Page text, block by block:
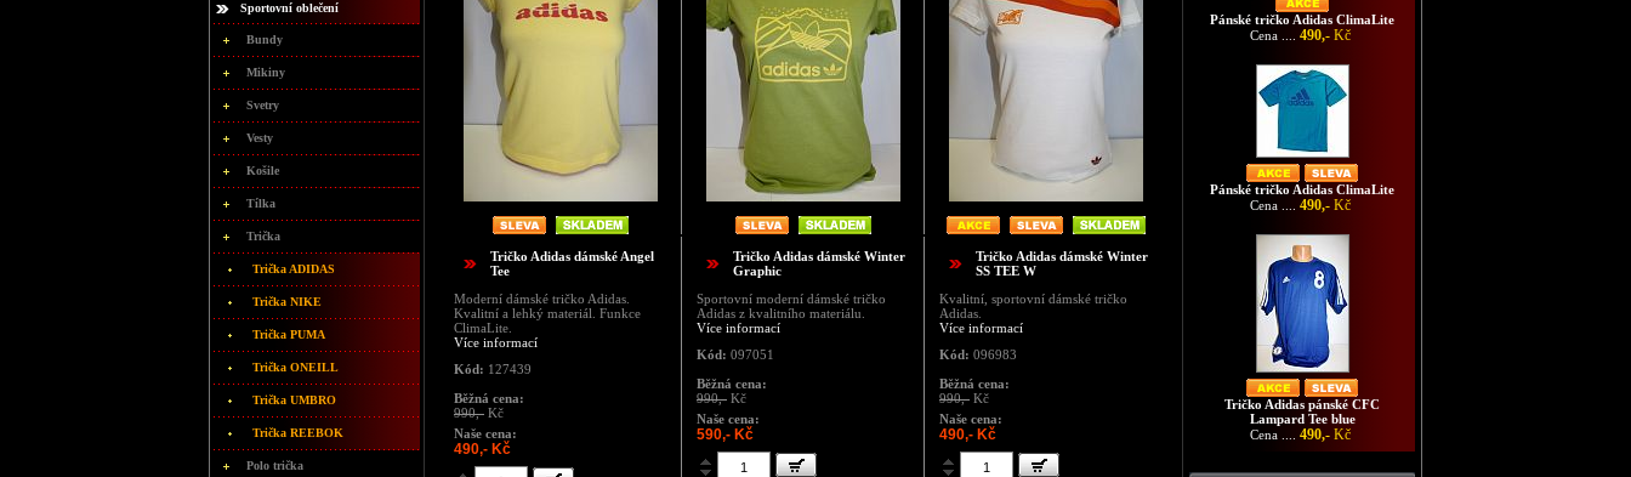
Sportovní oblečení
Bundy
Mikiny
Svetry
Vesty
Košile
Tílka
Trička
Trička ADIDAS
Trička NIKE
Trička PUMA
Trička ONEILL
Trička UMBRO
Trička REEBOK
Polo trička
Tričko Adidas dámské Angel
Tee
Moderní dámské tričko Adidas.
Kvalitní a lehký materiál. Funkce
ClimaLite.
Více informací
Kód: 127439
Běžná cena:
990,- Kč
Naše cena:
490,- Kč
Tričko Adidas dámské Winter
Graphic
Sportovní moderní dámské tričko
Adidas z kvalitního materiálu.
Více informací
Kód: 097051
Běžná cena:
990,- Kč
Naše cena:
590,- Kč
Tričko Adidas dámské Winter
SS TEE W
Kvalitní, sportovní dámské tričko
Adidas.
Více informací
Kód: 096983
Běžná cena:
990,- Kč
Naše cena:
490,- Kč
Pánské tričko Adidas ClimaLite
Cena .... 490,- Kč
Pánské tričko Adidas ClimaLite
Cena .... 490,- Kč
Tričko Adidas pánské CFC
Lampard Tee blue
Cena .... 490,- Kč